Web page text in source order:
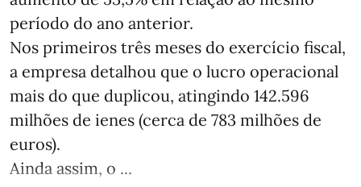
período do ano anterior.
Nos primeiros três meses do exercício fiscal,
a empresa detalhou que o lucro operacional
mais do que duplicou, atingindo 142.596
milhões de ienes (cerca de 783 milhões de
euros).
Ainda assim, o ...